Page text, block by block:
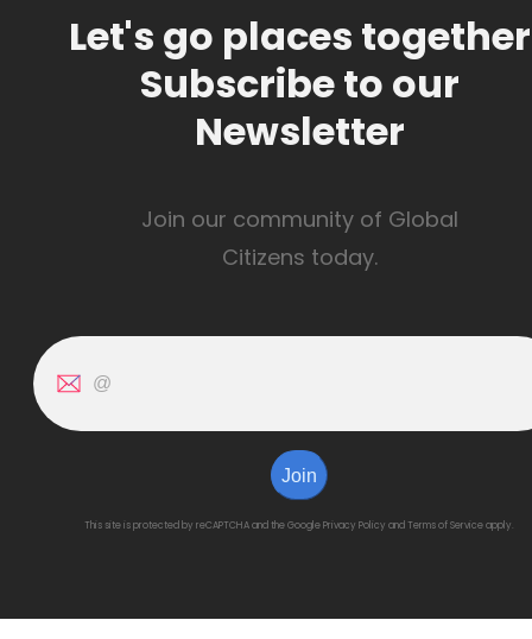
Let's go places together
Subscribe to our
Newsletter
Join our community of Global
Citizens today.
Join
This site is protected by reCAPTCHA and the GooglePrivacy Policy and Terms of Serviceapply.